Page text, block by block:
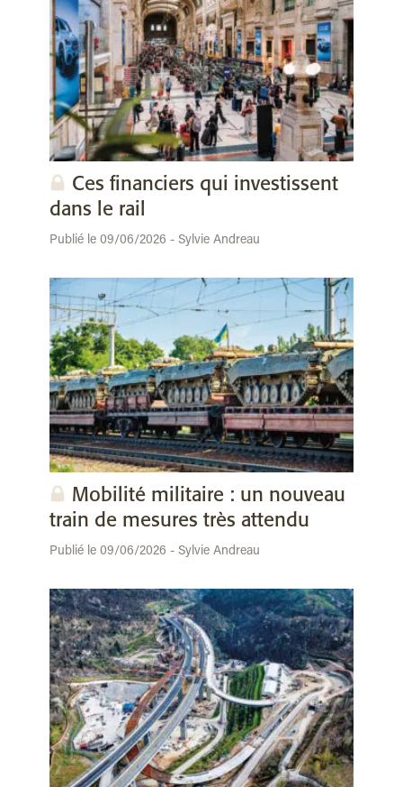
Ces financiers qui investissent
dans le rail
Publié le 09/06/2026 - Sylvie Andreau
Mobilité militaire : un nouveau
train de mesures très attendu
Publié le 09/06/2026 - Sylvie Andreau